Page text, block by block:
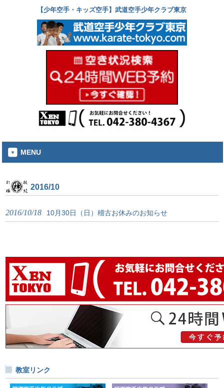
【少年空手・キッズ空手】武道空手少年クラブ東京
MENU
2016/10
2016/10/18 10月30日（日）稽古お休みのお知らせ
教室リンク